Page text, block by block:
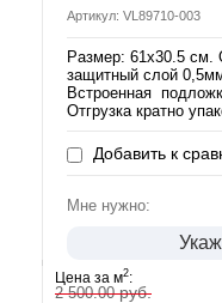
Артикул: VL89710-003
Размер: 61х30.5
защитный слой
Встроенная
Отгрузка кратно
Добавить к
Мне нужно:
Цена за м2:
2 500.00руб.